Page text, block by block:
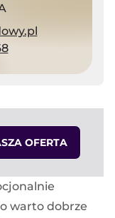
OFERTA
warto dobrze